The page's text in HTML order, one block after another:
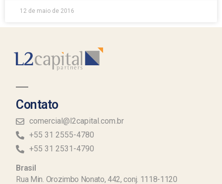
12 de maio de 2016
Contato
comercial@l2capital.com.br
+55 31 2555-4780
+55 31 2531-4790
Brasil
Rua Min. Orozimbo Nonato, 442, conj. 1118-1120